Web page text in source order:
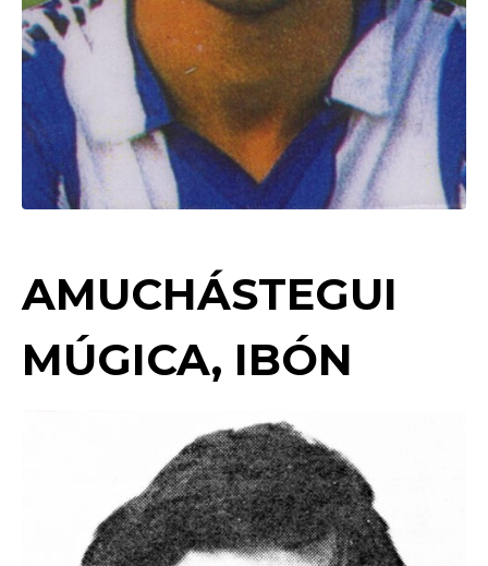
AMUCHÁSTEGUI
MÚGICA, IBÓN